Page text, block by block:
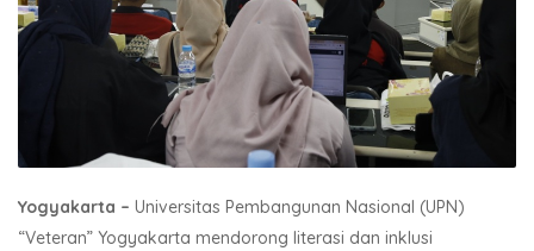
Yogyakarta – Universitas Pembangunan Nasional (UPN)
“Veteran” Yogyakarta mendorong literasi dan inklusi